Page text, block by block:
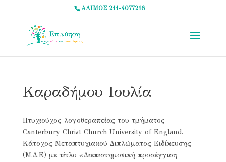
ΑΛΙΜΟΣ 211-4077216
Καραδήμου Ιουλία
Πτυχιούχος λογοθεραπείας του τμήματος
Canterbury Christ Church University of England.
Κάτοχος Μεταπτυχιακού Διπλώματος Ειδίκευσης
(Μ.Δ.Ε) με τίτλο «Διεπιστημονική προσέγγιση